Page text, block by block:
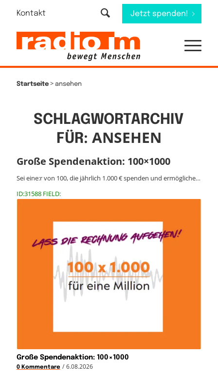
Kontakt Jetzt spenden!
Startseite> ansehen
SCHLAGWORTARCHIV
FÜR: ANSEHEN
Große Spendenaktion: 100×1000
Sei eine:r von 100, die jährlich 1.000 € spenden und ermögliche…
ID:31588 FIELD:
Große Spendenaktion: 100×1000
0 Kommentare / 6.08.2026